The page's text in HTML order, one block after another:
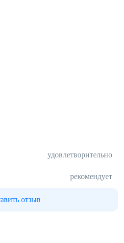
удовлетворительно
рекомендует
отзыв